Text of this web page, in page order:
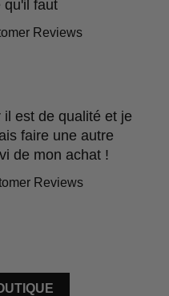
qu'il faut
Reviews
est de qualité et je
faire une autre
de mon achat !
Reviews